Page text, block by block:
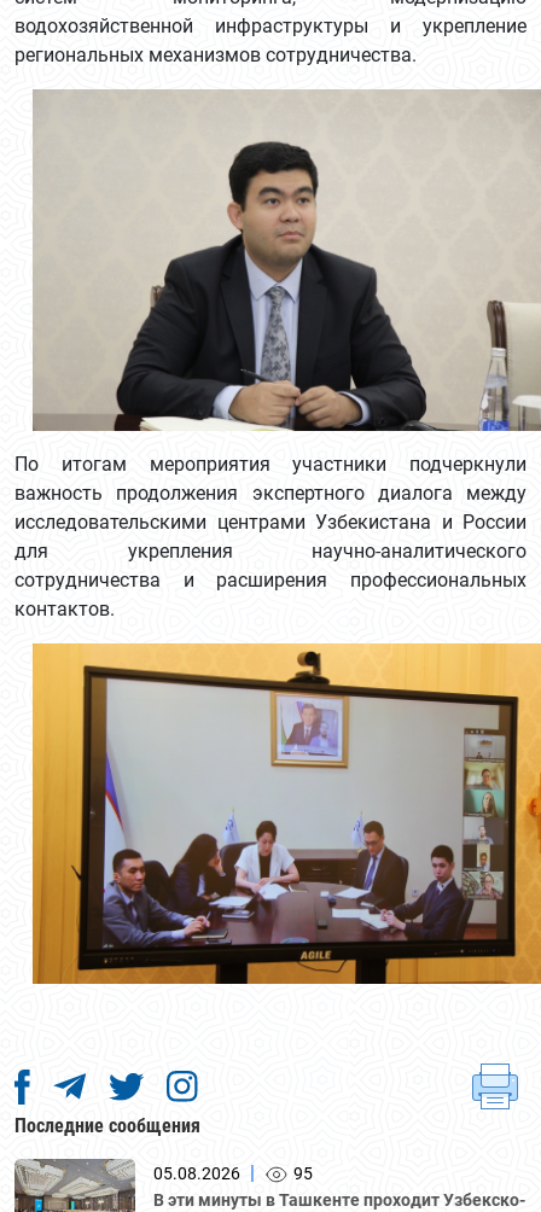
водохозяйственной инфраструктуры и укрепление
региональных механизмов сотрудничества.
По итогам мероприятия участники подчеркнули
важность продолжения экспертного диалога между
исследовательскими центрами Узбекистана и России
для укрепления научно-аналитического
сотрудничества и расширения профессиональных
контактов.
Последние сообщения
05.08.2026
95
В эти минуты в Ташкенте проходит Узбекско-